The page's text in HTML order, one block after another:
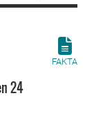
FAKTA
24